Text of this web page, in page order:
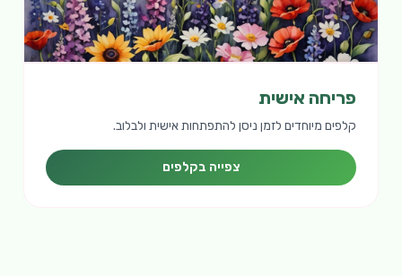
פריחה אישית
קלפים מיוחדים לזמן ניסן להתפתחות אישית ולבלוב.
צפייה בקלפים